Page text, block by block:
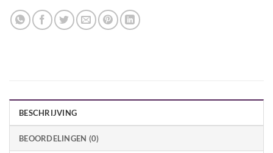
BESCHRIJVING
BEOORDELINGEN (0)